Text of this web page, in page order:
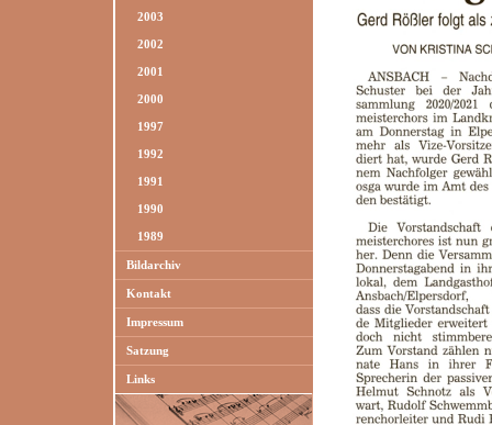
2003
2002
2001
2000
1997
1992
1991
1990
1989
Bildarchiv
Kontakt
Impressum
Satzung
Links